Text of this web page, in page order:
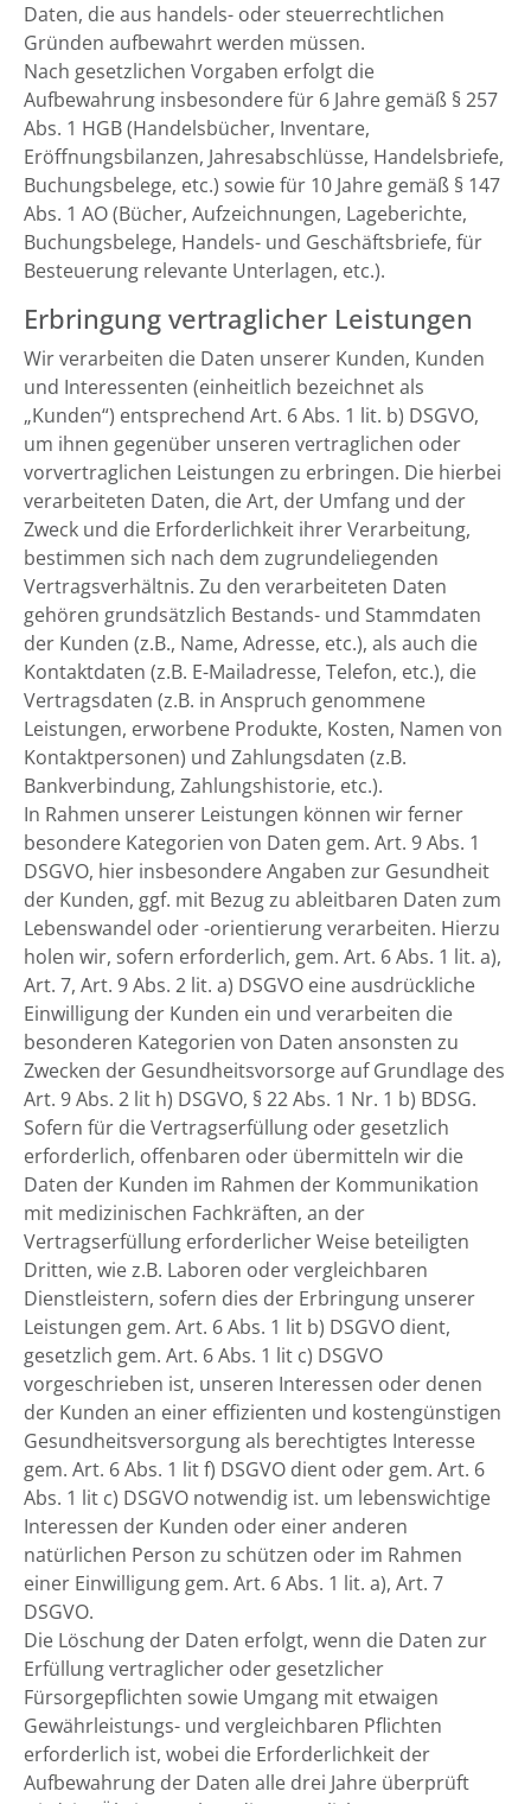
Daten, die aus handels- oder steuerrechtlichen
Gründen aufbewahrt werden müssen.
Nach gesetzlichen Vorgaben erfolgt die
Aufbewahrung insbesondere für 6 Jahre gemäß § 257
Abs. 1 HGB (Handelsbücher, Inventare,
Eröffnungsbilanzen, Jahresabschlüsse, Handelsbriefe,
Buchungsbelege, etc.) sowie für 10 Jahre gemäß § 147
Abs. 1 AO (Bücher, Aufzeichnungen, Lageberichte,
Buchungsbelege, Handels- und Geschäftsbriefe, für
Besteuerung relevante Unterlagen, etc.).
Erbringung vertraglicher Leistungen
Wir verarbeiten die Daten unserer Kunden, Kunden
und Interessenten (einheitlich bezeichnet als
„Kunden“) entsprechend Art. 6 Abs. 1 lit. b) DSGVO,
um ihnen gegenüber unseren vertraglichen oder
vorvertraglichen Leistungen zu erbringen. Die hierbei
verarbeiteten Daten, die Art, der Umfang und der
Zweck und die Erforderlichkeit ihrer Verarbeitung,
bestimmen sich nach dem zugrundeliegenden
Vertragsverhältnis. Zu den verarbeiteten Daten
gehören grundsätzlich Bestands- und Stammdaten
der Kunden (z.B., Name, Adresse, etc.), als auch die
Kontaktdaten (z.B. E-Mailadresse, Telefon, etc.), die
Vertragsdaten (z.B. in Anspruch genommene
Leistungen, erworbene Produkte, Kosten, Namen von
Kontaktpersonen) und Zahlungsdaten (z.B.
Bankverbindung, Zahlungshistorie, etc.).
In Rahmen unserer Leistungen können wir ferner
besondere Kategorien von Daten gem. Art. 9 Abs. 1
DSGVO, hier insbesondere Angaben zur Gesundheit
der Kunden, ggf. mit Bezug zu ableitbaren Daten zum
Lebenswandel oder -orientierung verarbeiten. Hierzu
holen wir, sofern erforderlich, gem. Art. 6 Abs. 1 lit. a),
Art. 7, Art. 9 Abs. 2 lit. a) DSGVO eine ausdrückliche
Einwilligung der Kunden ein und verarbeiten die
besonderen Kategorien von Daten ansonsten zu
Zwecken der Gesundheitsvorsorge auf Grundlage des
Art. 9 Abs. 2 lit h) DSGVO, § 22 Abs. 1 Nr. 1 b) BDSG.
Sofern für die Vertragserfüllung oder gesetzlich
erforderlich, offenbaren oder übermitteln wir die
Daten der Kunden im Rahmen der Kommunikation
mit medizinischen Fachkräften, an der
Vertragserfüllung erforderlicher Weise beteiligten
Dritten, wie z.B. Laboren oder vergleichbaren
Dienstleistern, sofern dies der Erbringung unserer
Leistungen gem. Art. 6 Abs. 1 lit b) DSGVO dient,
gesetzlich gem. Art. 6 Abs. 1 lit c) DSGVO
vorgeschrieben ist, unseren Interessen oder denen
der Kunden an einer effizienten und kostengünstigen
Gesundheitsversorgung als berechtigtes Interesse
gem. Art. 6 Abs. 1 lit f) DSGVO dient oder gem. Art. 6
Abs. 1 lit c) DSGVO notwendig ist. um lebenswichtige
Interessen der Kunden oder einer anderen
natürlichen Person zu schützen oder im Rahmen
einer Einwilligung gem. Art. 6 Abs. 1 lit. a), Art. 7
DSGVO.
Die Löschung der Daten erfolgt, wenn die Daten zur
Erfüllung vertraglicher oder gesetzlicher
Fürsorgepflichten sowie Umgang mit etwaigen
Gewährleistungs- und vergleichbaren Pflichten
erforderlich ist, wobei die Erforderlichkeit der
Aufbewahrung der Daten alle drei Jahre überprüft